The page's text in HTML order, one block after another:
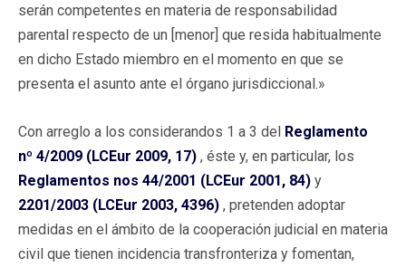
serán competentes en materia de responsabilidad
parental respecto de un [menor] que resida habitualmente
en dicho Estado miembro en el momento en que se
presenta el asunto ante el órgano jurisdiccional.»
Con arreglo a los considerandos 1 a 3 del Reglamento
nº 4/2009 (LCEur 2009, 17) , éste y, en particular, los
Reglamentos nos 44/2001 (LCEur 2001, 84) y
2201/2003 (LCEur 2003, 4396) , pretenden adoptar
medidas en el ámbito de la cooperación judicial en materia
civil que tienen incidencia transfronteriza y fomentan,